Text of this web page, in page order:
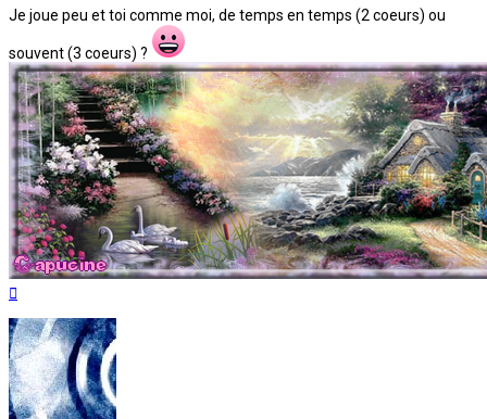
Je joue peu et toi comme moi, de temps en temps (2 coeurs) ou
souvent (3 coeurs) ?